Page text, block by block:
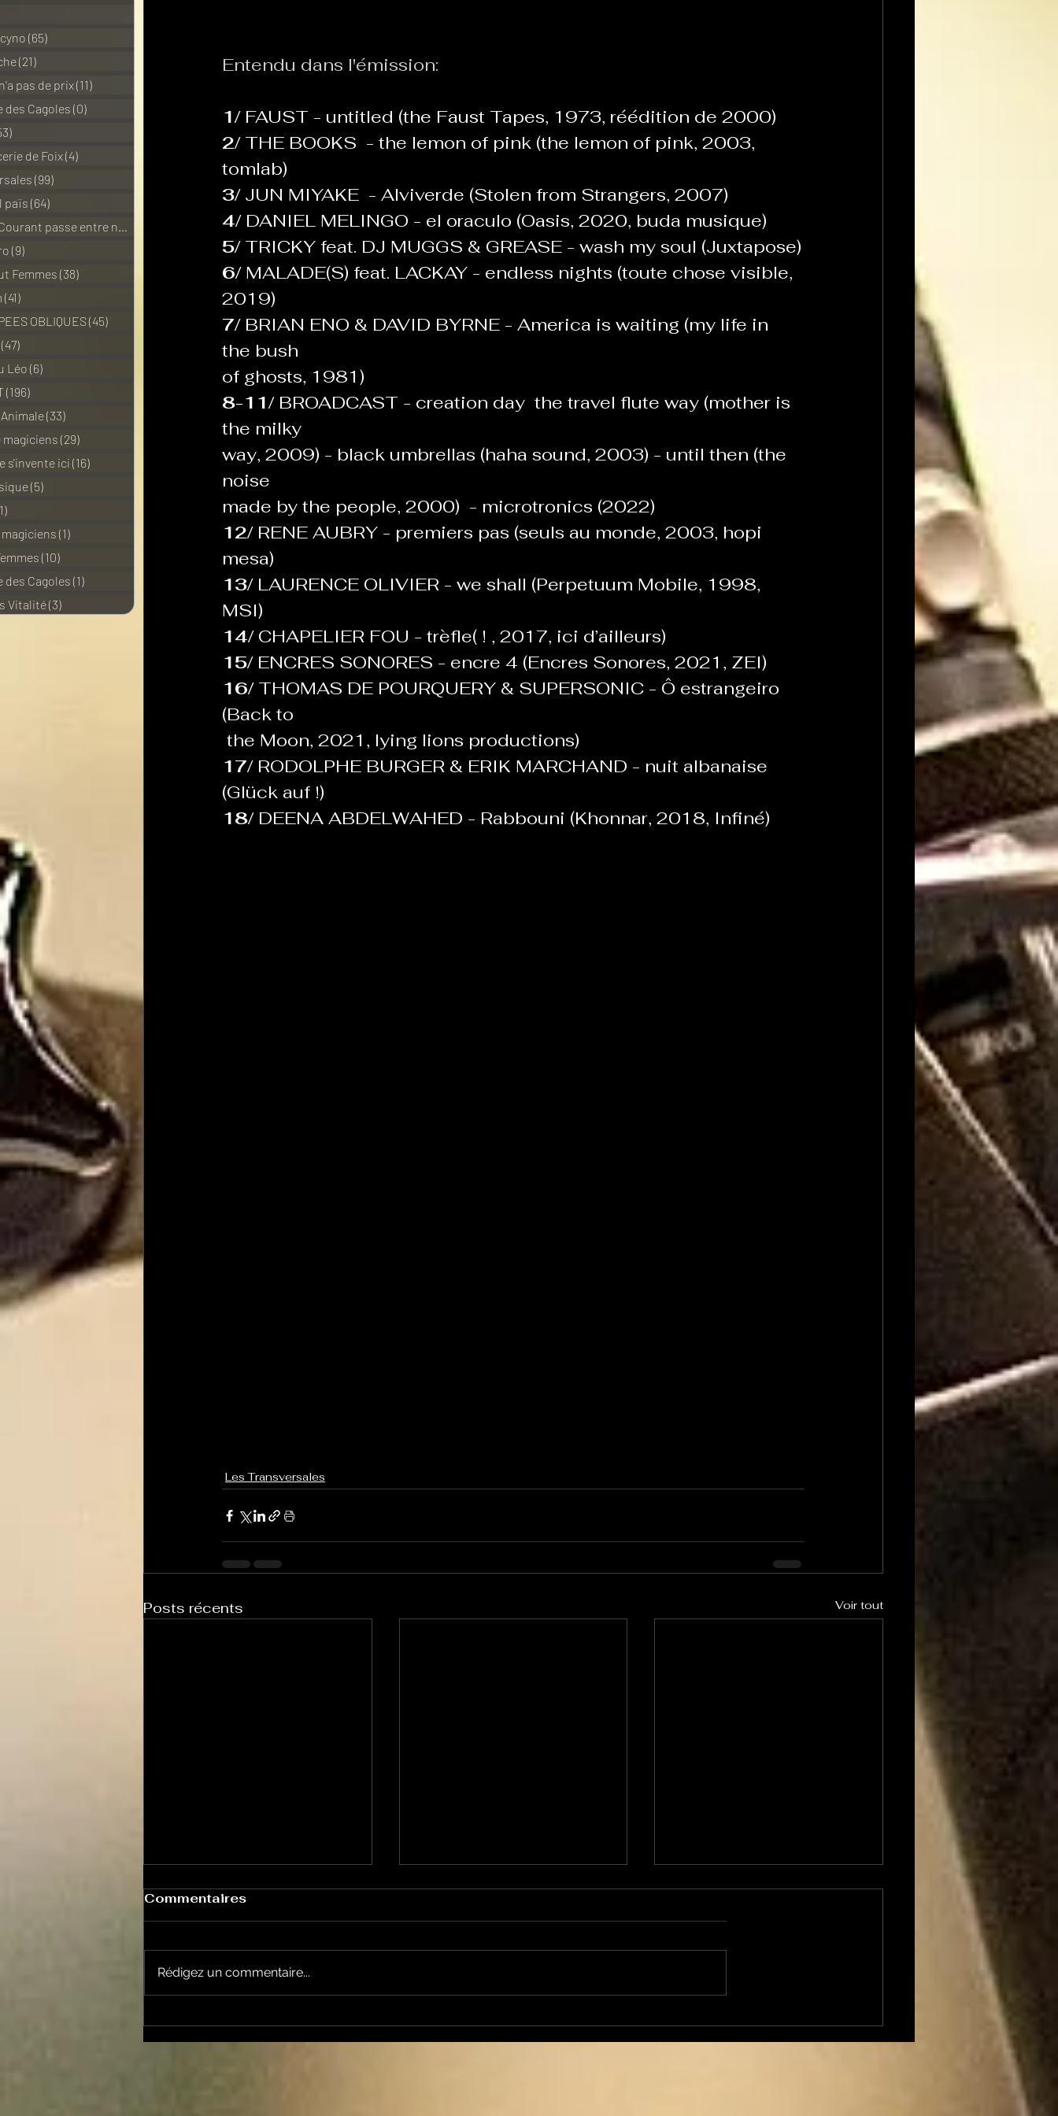
(65)
(21)
pas de prix(11)
des Cagoles (0)
de Foix(4)
(99)
païs (64)
Pour que le Courant passe entre nou
(9)
Femmes (38)
(41)
OBLIQUES(45)
(47)
Léo (6)
(196)
(33)
(29)
s'invente ici (16)
(5)
(1)
(10)
des Cagoles (1)
Vitalité(3)
La Revanche des Cagoles Le Chabot
Les Transversales Politique del païs Pour que le Courant passe entre nou
Tralalaboum
LES ECHAPPEES OBLIQUES Sport Santé Les Actus du Léo
Entendu dans l'émission:
1/ FAUST - untitled (the Faust Tapes, 1973, réédition de 2000)
2/ THE BOOKS  - the lemon of pink (the lemon of pink, 2003,
tomlab)
3/ JUN MIYAKE  - Alviverde (Stolen from Strangers, 2007)
4/ DANIEL MELINGO - el oraculo (Oasis, 2020, buda musique)
5/ TRICKY feat. DJ MUGGS & GREASE - wash my soul (Juxtapose)
6/ MALADE(S) feat. LACKAY - endless nights (toute chose visible,
2019)
7/ BRIAN ENO & DAVID BYRNE - America is waiting (my life in
the bush
of ghosts, 1981)
8-11/ BROADCAST - creation day  the travel flute way (mother is
the milky
way, 2009) - black umbrellas (haha sound, 2003) - until then (the
noise
made by the people, 2000)  - microtronics (2022)
12/ RENE AUBRY - premiers pas (seuls au monde, 2003, hopi
mesa)
13/ LAURENCE OLIVIER - we shall (Perpetuum Mobile, 1998,
MSI)
14/ CHAPELIER FOU - trèfle( ! , 2017, ici d’ailleurs)
15/ ENCRES SONORES - encre 4 (Encres Sonores, 2021, ZEI)
16/ THOMAS DE POURQUERY & SUPERSONIC - Ô estrangeiro
(Back to
the Moon, 2021, lying lions productions)
17/ RODOLPHE BURGER & ERIK MARCHAND - nuit albanaise
(Glück auf !)
18/ DEENA ABDELWAHED - Rabbouni (Khonnar, 2018, Infiné)
Les Transversales
Posts récents Voir tout
lundi 15 juin
Lundi 11 mai
lundi 23 mars
Commentaires
Rédigez un commentaire...